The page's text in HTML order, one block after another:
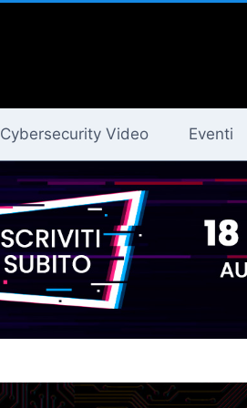
Cybersecurity Video Eventi